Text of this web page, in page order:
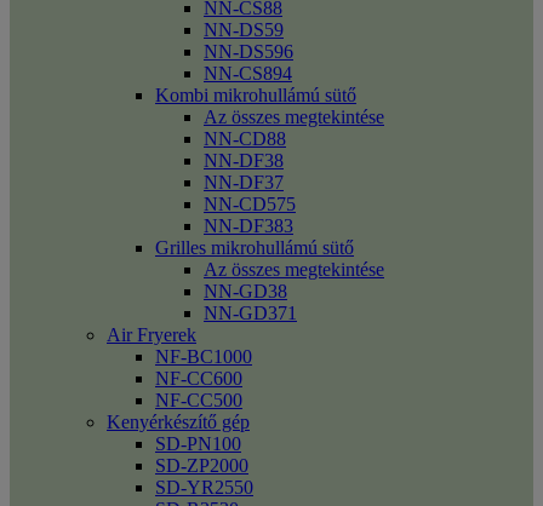
NN-CS88
NN-DS59
NN-DS596
NN-CS894
Kombi mikrohullámú sütő
Az összes megtekintése
NN-CD88
NN-DF38
NN-DF37
NN-CD575
NN-DF383
Grilles mikrohullámú sütő
Az összes megtekintése
NN-GD38
NN-GD371
Air Fryerek
NF-BC1000
NF-CC600
NF-CC500
Kenyérkészítő gép
SD-PN100
SD-ZP2000
SD-YR2550